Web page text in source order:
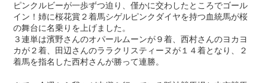
ピンクルビーが一歩ずつ迫り、僅かに交わしたところでゴール
イン！姉に桜花賞２着馬シゲルピンクダイヤを持つ血統馬が桜
の舞台に名乗りを上げました。
３連単は濱野さんのオパールムーンが９着、西村さんのヨカヨ
カが２着、田辺さんのララクリスティーヌが１４着となり、２
着馬を指名した西村さんが勝って連勝。